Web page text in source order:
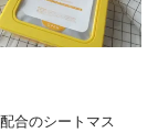
合のシートマス